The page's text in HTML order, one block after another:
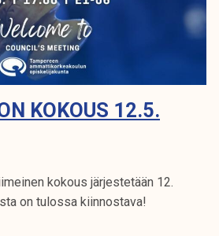
KOKOUS 12.5.
kokous järjestetään 12.
on tulossa kiinnostava!